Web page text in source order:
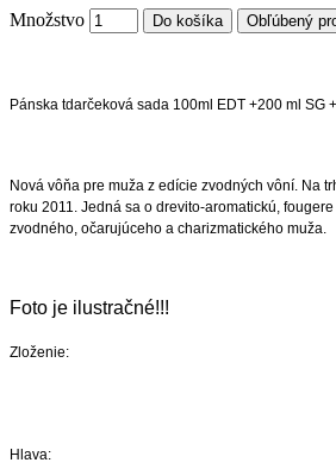
Množstvo Do košíka Obľúbený
Pánska tdarčeková sada 100ml EDT +200 ml SG
Nová vôňa pre muža z edície zvodných vôní. Na
roku 2011. Jedná sa o drevito-aromatickú,
zvodného, očarujúceho a charizmatického muža.
Foto je ilustračné!!!
Zloženie:
Hlava: